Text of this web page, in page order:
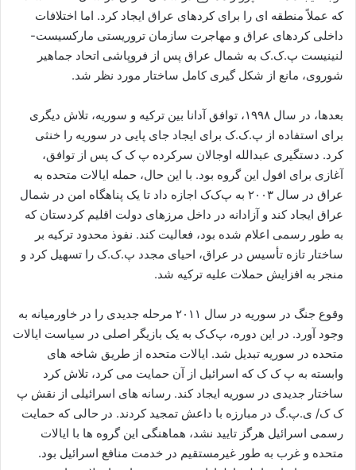
که عملاً منطقه ای را برای کردهای عراق ایجاد کرد. اما اختلافات
داخلی کردهای عراق و مهاجرت سازمان تروریستی مارکسیست-
لنینیست پ.ک.ک به شمال عراق پس از فروپاشی اتحاد جماهیر
شوروی، مانع از شکل گیری کامل ساختار مورد نظر شد.
بعدها، در سال ۱۹۹۸، توافق آدانا بین ترکیه و سوریه، تلاش دیگری
برای استفاده از پ.ک.ک برای ایجاد جای پایی در سوریه را خنثی
کرد. دستگیری عبدالله اوجالان سرکرده پ ک ک پس از توافق،
آغازی برای افول این گروه بود. با این حال، حمله ایالات متحده به
عراق در سال ۲۰۰۳ به پ‌ک‌ک اجازه داد تا یک پناهگاه امن در شمال
عراق ایجاد کند و آزادانه در داخل مرزهای دولت اقلیم کردستان که
به طور رسمی اعلام شده بود، فعالیت کند. نفوذ محدود ترکیه بر
ساختار تازه تأسیس در عراق، احیای مجدد پ.ک.ک را تسهیل کرد و
منجر به افزایش حملات علیه ترکیه شد.
وقوع جنگ در سوریه در سال ۲۰۱۱ مرحله جدیدی را در خاورمیانه به
وجود آورد. در این دوره، پ‌ک‌ک به یک بازیگر اصلی در سیاست ایالات
متحده در سوریه تبدیل شد. ایالات متحده از طریق شاخه های
وابسته به پ ک ک که اسرائیل از آن حمایت می کرد، تلاش کرد
ساختار جدیدی در سوریه ایجاد کند. رسانه های اسرائیلی از نقش پ
ک ک/ ی.پ.گ در مبارزه با داعش تمجید کردند. در حالی که حمایت
رسمی اسرائیل هرگز تایید نشد، هماهنگی این گروه ها با ایالات
متحده و غرب به طور غیرمستقیم در خدمت منافع اسرائیل بود.